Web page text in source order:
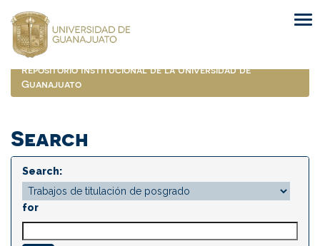
navigation
Repositorio Institucional de la Universidad de
Guanajuato
Search
Search:
for